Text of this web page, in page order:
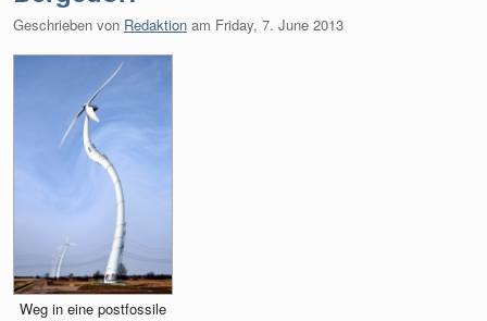
Geschrieben von Redaktion am Friday, 7. June 2013
Weg in eine postfossile